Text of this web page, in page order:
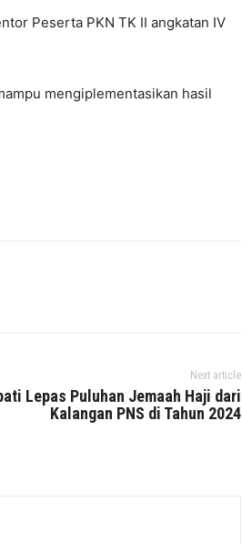
Peserta PKN TK II angkatan IV
mengiplementasikan hasil
Next article
Lepas Puluhan Jemaah Haji dari
Kalangan PNS di Tahun 2024